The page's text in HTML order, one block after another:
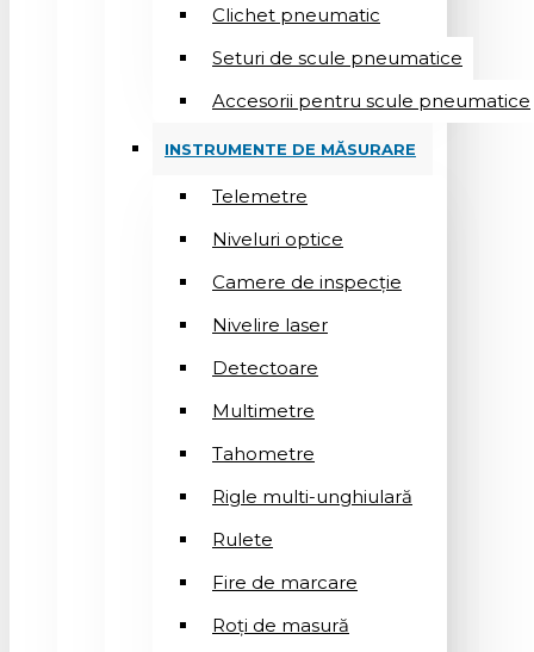
Clichet pneumatic
Seturi de scule pneumatice
Accesorii pentru scule pneumatice
INSTRUMENTE DE MĂSURARE
Telemetre
Niveluri optice
Camere de inspecție
Nivelire laser
Detectoare
Multimetre
Tahometre
Rigle multi-unghiulară
Rulete
Fire de marcare
Roți de masură